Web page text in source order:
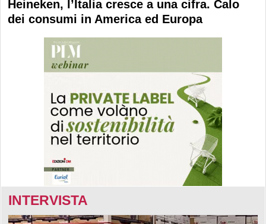
Heineken, l’Italia cresce a una cifra. Calo
dei consumi in America ed Europa
INTERVISTA